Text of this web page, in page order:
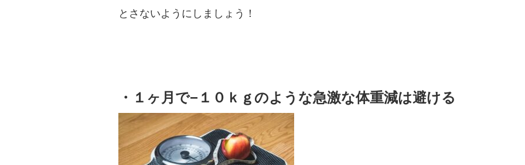
とさないようにしましょう！
・１ヶ月で−１０ｋｇのような急激な体重減は避ける